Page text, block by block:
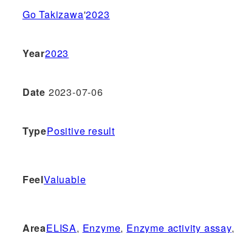
Go Takizawa'2023
Year2023
Date 2023-07-06
TypePositive result
FeelValuable
AreaELISA, Enzyme, Enzyme activity assay,